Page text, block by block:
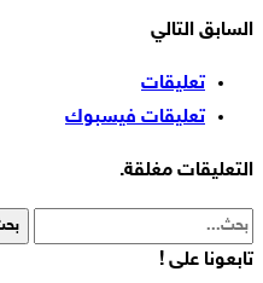
السابق التالي
تعليقات
تعليقات فيسبوك
التعليقات مغلقة.
تابعونا على !